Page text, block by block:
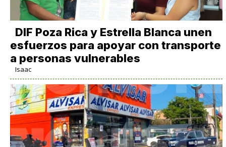
DIF Poza Rica y Estrella Blanca unen
esfuerzos para apoyar con transporte
a personas vulnerables
Isaac